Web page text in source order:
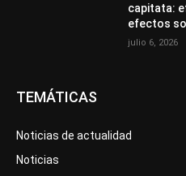
capitata:
efectos
julio 6, 2026
TEMÁTICAS
Noticias de actualidad
Noticias